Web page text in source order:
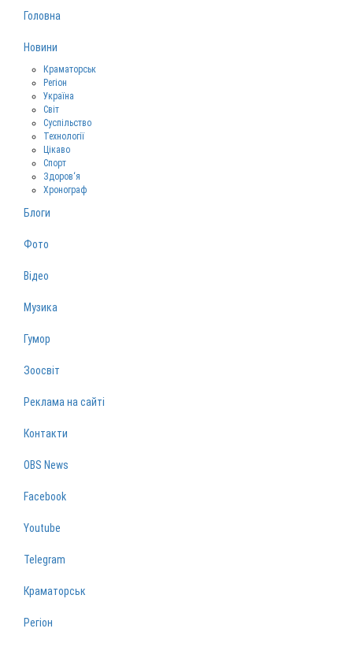
Головна
Новини
Краматорськ
Регіон
Україна
Світ
Суспільство
Технології
Цікаво
Спорт
Здоров‘я
Хронограф
Блоги
Фото
Відео
Музика
Гумор
Зоосвіт
Реклама на сайті
Контакти
OBS News
Facebook
Youtube
Telegram
Краматорськ
Регіон